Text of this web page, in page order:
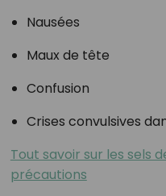
Nausées
Maux de tête
Confusion
Crises convulsives
Tout savoir sur les sels
précautions